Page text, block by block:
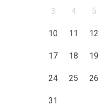
3 4 5
10 11 12
17 18 19
24 25 26
31